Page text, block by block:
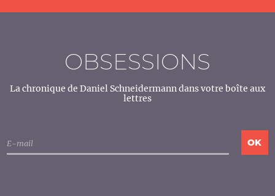
OBSESSIONS
La chronique de Daniel Schneidermann dans votre boîte aux
lettres